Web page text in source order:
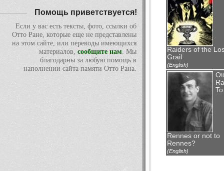
Raiders of the
Grail
(English)
To
Rennes or not to
Rennes?
(English)
Помощь приветствуется!
Если у вас есть тексты, фото, ссылки об
Отто Ране, которые еще не представлены
на этом сайте, или переводы имеющихся
материалов, сообщите нам. Мы
благодарны за любую помощь в
наполнении сайта памяти Отто Рана.